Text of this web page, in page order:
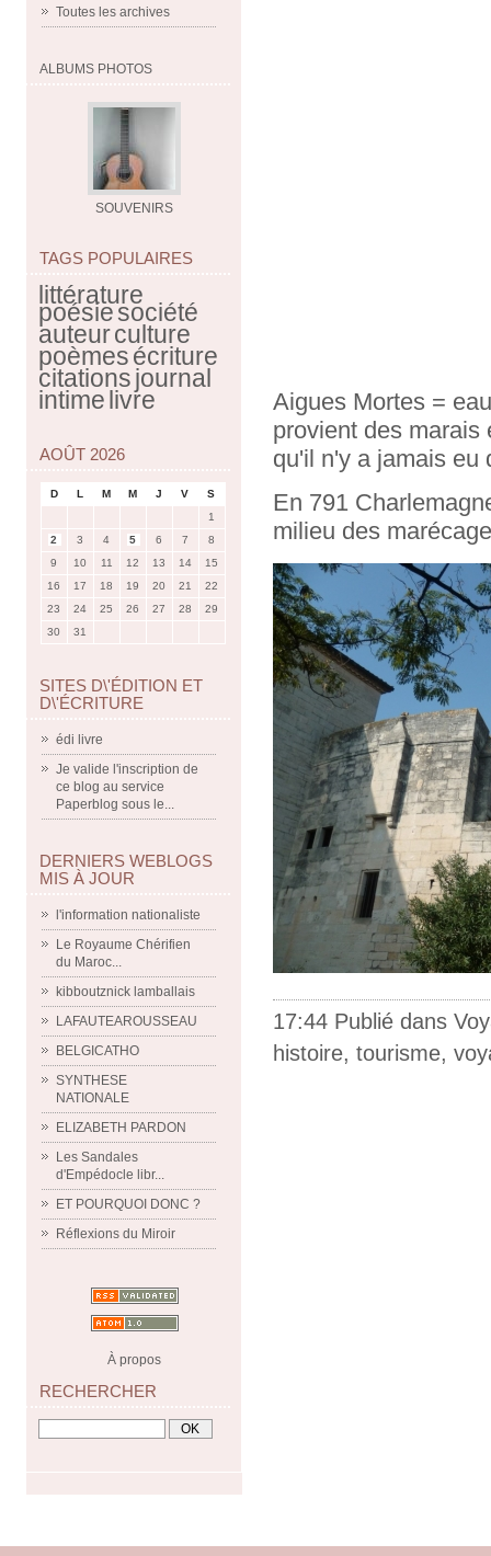
Toutes les archives
ALBUMS PHOTOS
SOUVENIRS
TAGS POPULAIRES
littérature
poésiesociété
auteurculture
poèmesécriture
citationsjournal
intimelivre
AOÛT 2026
D L M M J V
S
1
2
3 4 5 6 7
8
9
10 11 12 13 14
15
16
17 18 19 20 21
22
23
24 25 26 27 28
29
30
31
SITES D\'ÉDITION ET
D\'ÉCRITURE
édi livre
Je valide l'inscription de
ce blog au service
Paperblog sous le...
DERNIERS WEBLOGS
MIS À JOUR
l'information nationaliste
Le Royaume Chérifien
du Maroc...
kibboutznick lamballais
LAFAUTEAROUSSEAU
BELGICATHO
SYNTHESE
NATIONALE
ELIZABETH PARDON
Les Sandales
d'Empédocle libr...
ET POURQUOI DONC ?
Réflexions du Miroir
À propos
RECHERCHER
Aigues Mortes =
provient des marais
qu'il n'y a jamais eu
En 791
milieu des
17:44 Publié dans
histoire, tourisme,